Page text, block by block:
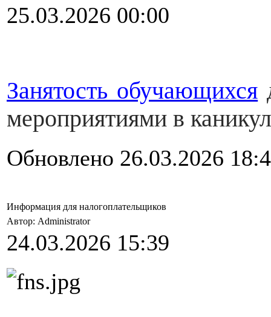
25.03.2026 00:00
Занятость обучающихся
мероприятиями в
Обновлено 26.03.2026
Информация для налогоплательщиков
Автор: Administrator
24.03.2026 15:39